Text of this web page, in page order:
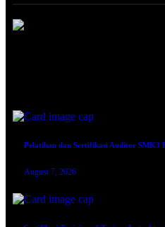
Pelatihan dan Sertifikasi Auditor SMK3
August 7, 2026